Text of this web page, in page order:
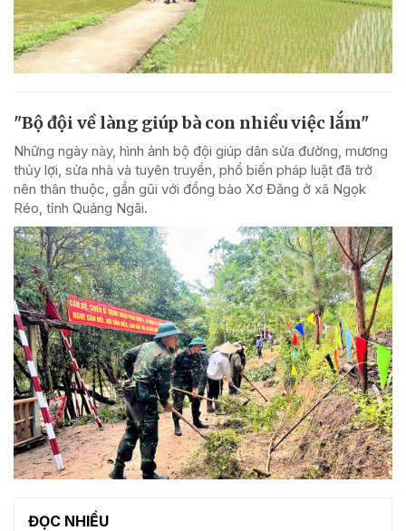
"Bộ đội về làng giúp bà con nhiều việc lắm"
Những ngày này, hình ảnh bộ đội giúp dân sửa đường, mương
thủy lợi, sửa nhà và tuyên truyền, phổ biến pháp luật đã trở
nên thân thuộc, gần gũi với đồng bào Xơ Đăng ở xã Ngọk
Réo, tỉnh Quảng Ngãi.
ĐỌC NHIỀU